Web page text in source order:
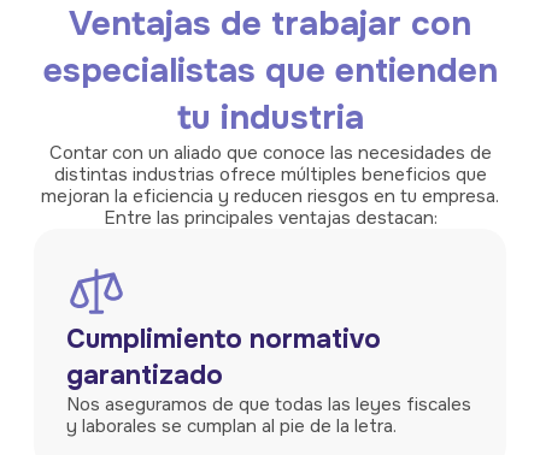
Ventajas de trabajar con
especialistas que entienden
tu industria
Contar con un aliado que conoce las necesidades de
distintas industrias ofrece múltiples beneficios que
mejoran la eficiencia y reducen riesgos en tu empresa.
Entre las principales ventajas destacan:
Cumplimiento normativo
garantizado
Nos aseguramos de que todas las leyes fiscales
y laborales se cumplan al pie de la letra.